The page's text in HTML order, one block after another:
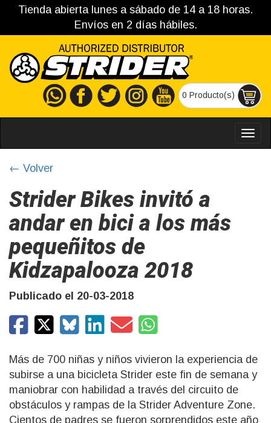
Tienda abierta lunes a sábado de 14 a 18 horas.
Envíos en 2 días hábiles.
0 Producto(s)
← Volver
Strider Bikes invitó a
andar en bici a los más
pequeñitos de
Kidzapalooza 2018
Publicado el 20-03-2018
Más de 700 niñas y niños vivieron la experiencia de
subirse a una bicicleta Strider este fin de semana y
maniobrar con habilidad a través del circuito de
obstáculos y rampas de la Strider Adventure Zone.
Cientos de padres se fueron sorprendidos este año